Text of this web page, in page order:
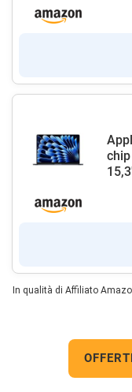
In qualità di Affiliato